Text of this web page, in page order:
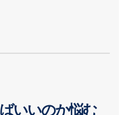
いいのか悩む